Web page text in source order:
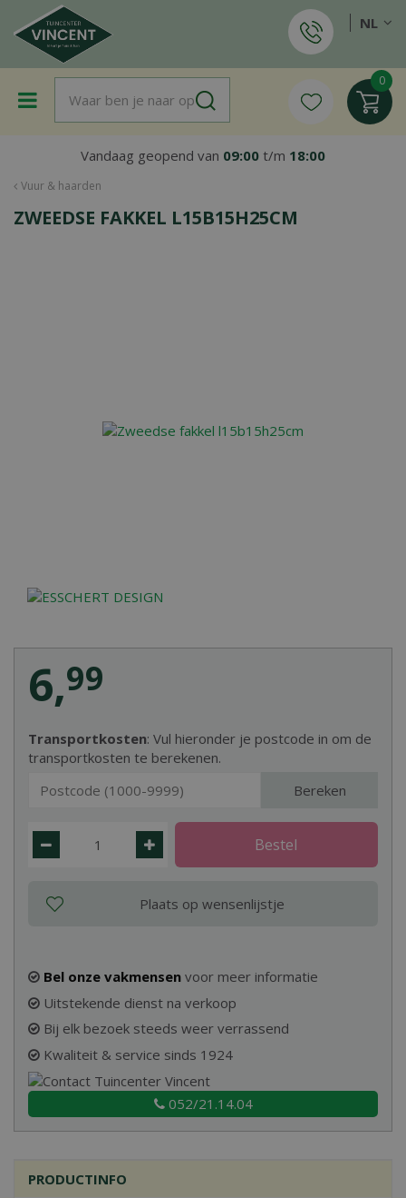
a
Vuur & haarden
Vandaag geopend van 09:00 t/m 18:00
NL
ZWEEDSE FAKKEL L15B15H25CM
Transportkosten: Vul hieronder je postcode in om de
transportkosten te berekenen.
Bereken
6,99
Bel onze vakmensen voor meer informatie
Uitstekende dienst na verkoop
Bij elk bezoek steeds weer verrassend
Kwaliteit & service sinds 1924
052/21.14.04
PRODUCTINFO